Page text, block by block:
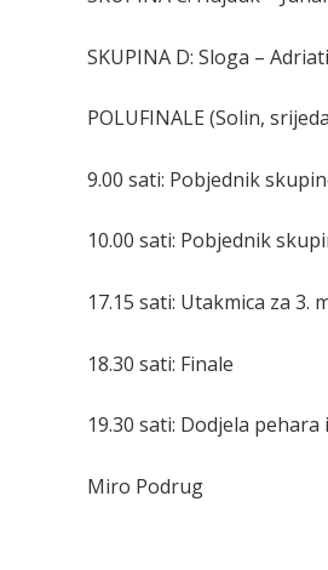
SKUPINA D: Sloga –
POLUFINALE (Solin,
9.00 sati: Pobjednik
10.00 sati: Pobjednik
17.15 sati: Utakmica za 3.
18.30 sati: Finale
19.30 sati: Dodjela
Miro Podrug